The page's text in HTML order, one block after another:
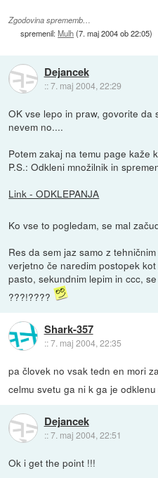
Zgodovina sprememb…
spremenil:Mulh(7. maj 2004 ob 22:05)
Dejancek
::7. maj 2004, 22:29
OK vse lepo in praw, govorite
nevem no....
Potem zakaj na temu page kaže
P.S.: Odkleni množilnik in
Link - ODKLEPANJA
Ko vse to pogledam, se mal
Res da sem jaz samo z
verjetno če naredim postopek
pasto, sekundnim lepim in ccc,
???!????
Shark-357
::7. maj 2004, 22:35
pa človek no vsak tedn en mori
celmu svetu ga ni k ga je
Dejancek
::7. maj 2004, 22:51
Ok i get the point !!!